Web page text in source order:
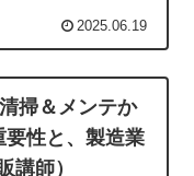
2025.06.19
掃＆メンテか
要性と、製造業
講師）